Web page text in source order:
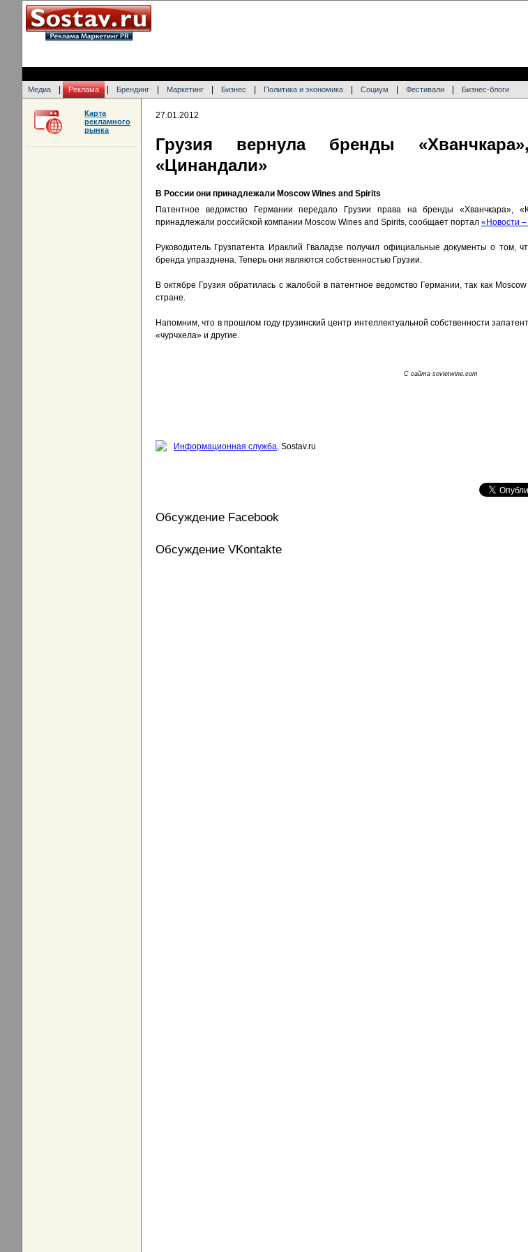
Медиа Реклама Брендинг Маркетинг Бизнес Политика и экономика Социум Фестивали Бизнес-блоги
27.01.2012
Грузия вернула бренды
«Цинандали»
В России они принадлежали Moscow Wines and Spirits
Патентное ведомство Германии передало Грузии права на бренды «Хванчкара»,
принадлежали российской компании Moscow Wines and Spirits, сообщает портал «Новости –
Руководитель Грузпатента Ираклий Гваладзе получил официальные документы о том,
бренда упразднена. Теперь они являются собственностью Грузии.
В октябре Грузия обратилась с жалобой в патентное ведомство Германии, так как
стране.
Напомним, что в прошлом году грузинский центр интеллектуальной собственности
«чурчхела» и другие.
С сайта sovietwine.com
Информационная служба, Sostav.ru
Обсуждение Facebook
Обсуждение VKontakte
Карта
рекламного
рынка